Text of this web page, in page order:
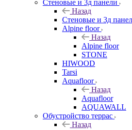
Стеновые и 3д панели
Назад
Стеновые и 3д
Alpine floor
Назад
Alpine floor
STONE
HIWOOD
Tarsi
Aquafloor
Назад
Aquafloor
AQUAWALL
Обустройство террас
Назад